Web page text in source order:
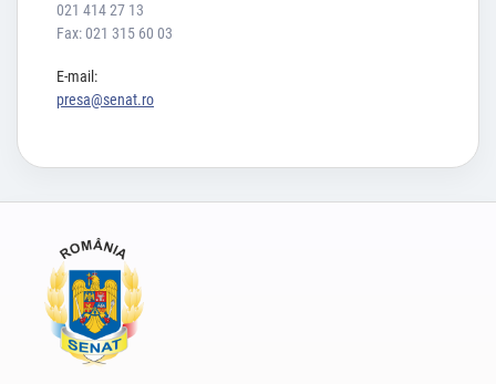
021 414 27 13
Fax: 021 315 60 03
E-mail:
presa@senat.ro